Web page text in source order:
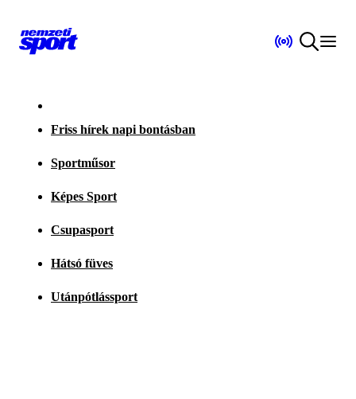
Friss hírek napi bontásban
Sportműsor
Képes Sport
Csupasport
Hátsó füves
Utánpótlássport